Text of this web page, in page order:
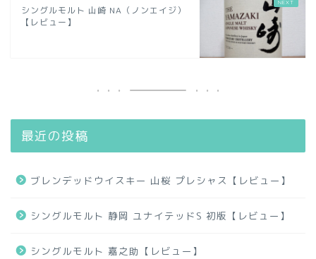
シングルモルト 山崎 NA（ノンエイジ）
【レビュー】
最近の投稿
ブレンデッドウイスキー 山桜 プレシャス【レビュー】
シングルモルト 静岡 ユナイテッドS 初版【レビュー】
シングルモルト 嘉之助【レビュー】